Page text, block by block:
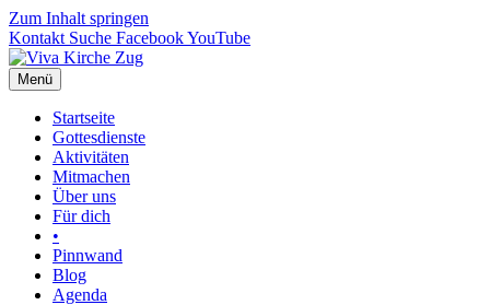
Zum Inhalt springen
Kontakt Suche FacebookYouTube
Menü
Startseite
Gottesdienste
Aktivitäten
Mitmachen
Über uns
Für dich
•
Pinnwand
Blog
Agenda